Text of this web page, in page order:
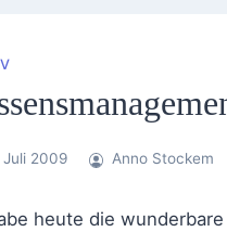
Juli 2009 Anno Stockem
heute die